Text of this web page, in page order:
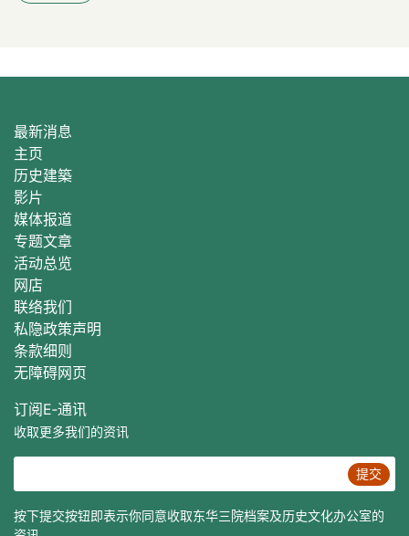
最新消息
主页
历史建築
影片
媒体报道
专题文章
活动总览
网店
联络我们
私隐政策声明
条款细则
无障碍网页
订阅E‐通讯
收取更多我们的资讯
提交
按下提交按钮即表示你同意收取东华三院档案及历史文化办公室的